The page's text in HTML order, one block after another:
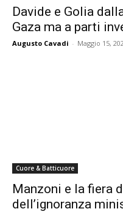
Davide e Golia
Gaza ma a parti
Augusto Cavadi - Maggio 15,
Cuore & Batticuore
Manzoni e la fiera
dell’ignoranza